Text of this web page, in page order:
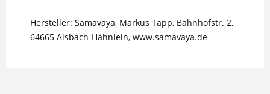
Hersteller: Samavaya, Markus Tapp, Bahnhofstr. 2,
64665 Alsbach-Hähnlein, www.samavaya.de